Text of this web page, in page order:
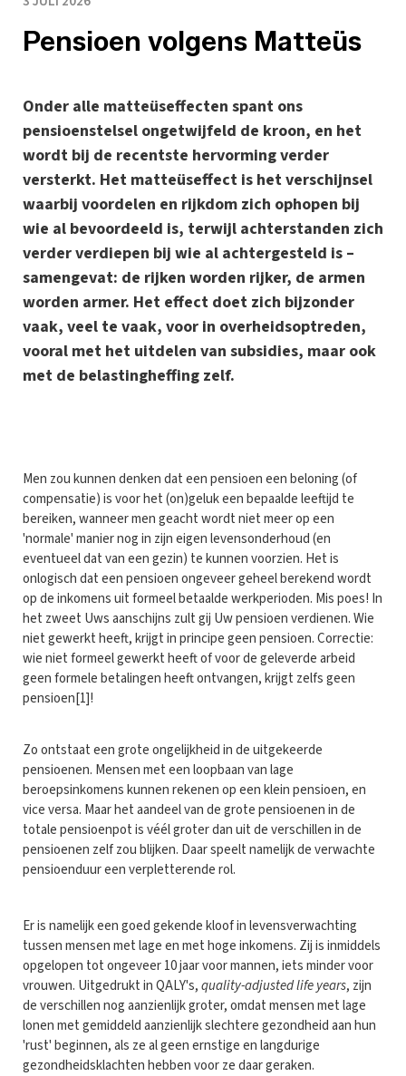
Pensioen volgens Matteüs
Onder alle matteüseffecten spant ons
pensioenstelsel ongetwijfeld de kroon, en het
wordt bij de recentste hervorming verder
versterkt. Het matteüseffect is het verschijnsel
waarbij voordelen en rijkdom zich ophopen bij
wie al bevoordeeld is, terwijl achterstanden zich
verder verdiepen bij wie al achtergesteld is –
samengevat: de rijken worden rijker, de armen
worden armer. Het effect doet zich bijzonder
vaak, veel te vaak, voor in overheidsoptreden,
vooral met het uitdelen van subsidies, maar ook
met de belastingheffing zelf.
Men zou kunnen denken dat een pensioen een beloning (of
compensatie) is voor het (on)geluk een bepaalde leeftijd te
bereiken, wanneer men geacht wordt niet meer op een
'normale' manier nog in zijn eigen levensonderhoud (en
eventueel dat van een gezin) te kunnen voorzien. Het is
onlogisch dat een pensioen ongeveer geheel berekend wordt
op de inkomens uit formeel betaalde werkperioden. Mis poes! In
het zweet Uws aanschijns zult gij Uw pensioen verdienen. Wie
niet gewerkt heeft, krijgt in principe geen pensioen. Correctie:
wie niet formeel gewerkt heeft of voor de geleverde arbeid
geen formele betalingen heeft ontvangen, krijgt zelfs geen
pensioen[1]!
Zo ontstaat een grote ongelijkheid in de uitgekeerde
pensioenen. Mensen met een loopbaan van lage
beroepsinkomens kunnen rekenen op een klein pensioen, en
vice versa. Maar het aandeel van de grote pensioenen in de
totale pensioenpot is véél groter dan uit de verschillen in de
pensioenen zelf zou blijken. Daar speelt namelijk de verwachte
pensioenduur een verpletterende rol.
Er is namelijk een goed gekende kloof in levensverwachting
tussen mensen met lage en met hoge inkomens. Zij is inmiddels
opgelopen tot ongeveer 10 jaar voor mannen, iets minder voor
vrouwen. Uitgedrukt in QALY's,quality-adjusted life years, zijn
de verschillen nog aanzienlijk groter, omdat mensen met lage
lonen met gemiddeld aanzienlijk slechtere gezondheid aan hun
'rust' beginnen, als ze al geen ernstige en langdurige
gezondheidsklachten hebben voor ze daar geraken.